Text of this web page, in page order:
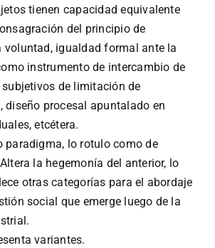
tienen capacidad equivalente
del principio de
voluntad, igualdad formal ante la
instrumento de intercambio de
subjetivos de limitación de
diseño procesal apuntalado en
etcétera.
paradigma, lo rotulo como de
la hegemonía del anterior, lo
otras categorías para el abordaje
social que emerge luego de la
variantes.